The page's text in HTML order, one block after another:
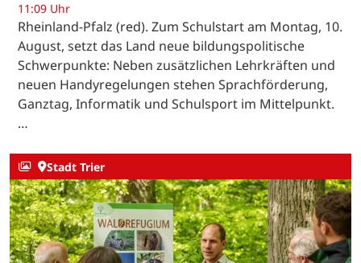
11:09 Uhr
Rheinland-Pfalz (red). Zum Schulstart am Montag, 10.
August, setzt das Land neue bildungspolitische
Schwerpunkte: Neben zusätzlichen Lehrkräften und
neuen Handyregelungen stehen Sprachförderung,
Ganztag, Informatik und Schulsport im Mittelpunkt.
…
Stadt Trier